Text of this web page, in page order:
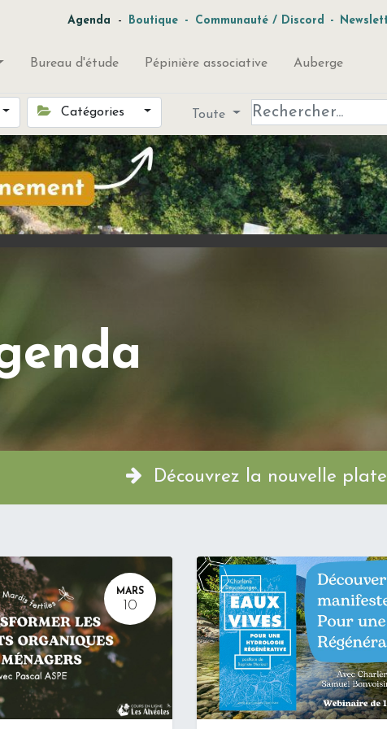
Agenda - Boutique - Communauté / Discord -
Bureau d'étude Pépinière associative Auberge
Catégories Toute
en ligne ! Découvrez la nouvelle
MARS
10